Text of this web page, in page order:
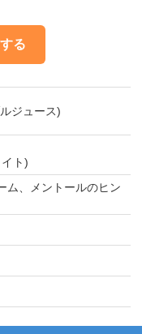
る
ジュース)
ト)
ム、メントールのヒン